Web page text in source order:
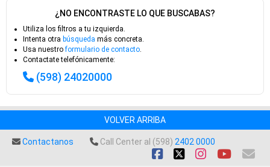
¿NO ENCONTRASTE LO QUE BUSCABAS?
Utiliza los filtros a tu izquierda.
Intenta otra búsqueda más concreta.
Usa nuestroformulario de contacto.
Contactate telefónicamente:
(598) 24020000
VOLVER ARRIBA
Contactanos Call Center al (598) 2402 0000